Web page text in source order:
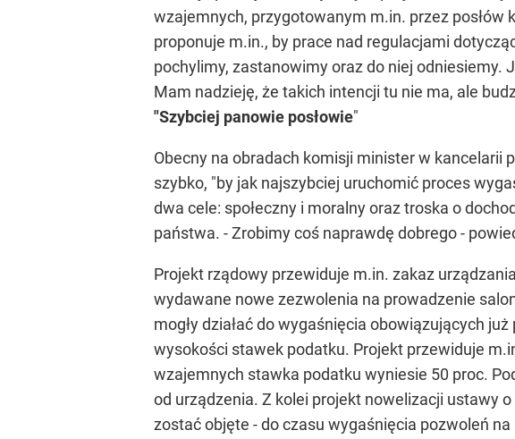
wzajemnych, przygotowanym m.in. przez posłów
proponuje m.in., by prace nad regulacjami
pochylimy, zastanowimy oraz do niej odniesiemy.
Mam nadzieję, że takich intencji tu nie ma, ale
"Szybciej panowie posłowie"
Obecny na obradach komisji minister w kancelarii
szybko, "by jak najszybciej uruchomić proces
dwa cele: społeczny i moralny oraz troska o
państwa. - Zrobimy coś naprawdę dobrego -
Projekt rządowy przewiduje m.in. zakaz
wydawane nowe zezwolenia na prowadzenie
mogły działać do wygaśnięcia obowiązujących
wysokości stawek podatku. Projekt przewiduje
wzajemnych stawka podatku wyniesie 50 proc.
od urządzenia. Z kolei projekt nowelizacji ustawy
zostać objęte - do czasu wygaśnięcia pozwoleń